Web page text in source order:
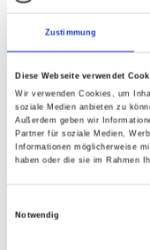
Zustimmung
Diese Webseite verwendet
Wir verwenden Cookies, um
soziale Medien anbieten zu
Außerdem geben wir
Partner für soziale Medien,
Informationen möglicherweise
haben oder die sie im Rahmen
Notwendig
Wann
Qigong in der
(Fb)2026308
Leitung: